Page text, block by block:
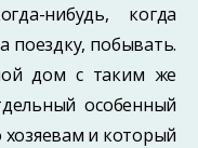
нибудь, когда
поездку, побывать.
дом с таким же
особенный
и который